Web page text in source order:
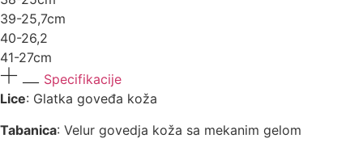
39-25,7cm
40-26,2
41-27cm
Specifikacije
Lice: Glatka goveđa koža
Tabanica: Velur govedja koža sa mekanim gelom